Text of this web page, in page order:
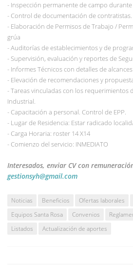
- Inspección permanente de campo
- Control de documentación de contratistas.
- Elaboración de Permisos de Trabajo /
grúa
- Auditorías de establecimientos y de
- Supervisión, evaluación y reportes de
- Informes Técnicos con detalles de alcances
- Elevación de recomendaciones y
- Tareas vinculadas con los requerimientos
Industrial.
- Capacitación a personal. Control de EPP.
- Lugar de Residencia: Estar radicado
- Carga Horaria: roster 14 X14
- Comienzo del servicio: INMEDIATO
Interesados, enviar CV con
gestionsyh@gmail.com
Noticias Beneficios Ofertas laborales
Equipos Santa Rosa
Convenios
Listados
Actualización de aportes